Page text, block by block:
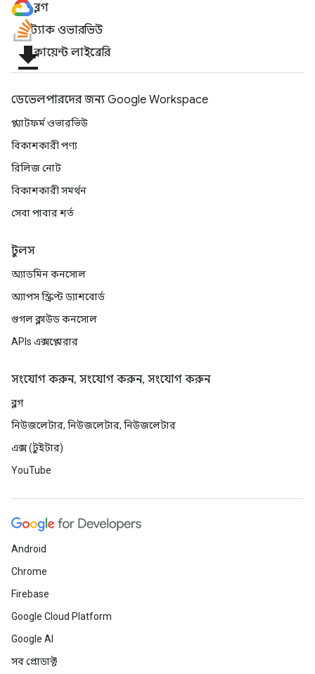
ব্লগ
স্ট্যাক ওভারভিউ
file_downloadক্লায়েন্ট লাইব্রেরি
ডেভেলপারদের জন্য Google Workspace
প্ল্যাটফর্ম ওভারভিউ
বিকাশকারী পণ্য
রিলিজ নোট
বিকাশকারী সমর্থন
সেবা পাবার শর্ত
টুলস
অ্যাডমিন কনসোল
অ্যাপস স্ক্রিপ্ট ড্যাশবোর্ড
গুগল ক্লাউড কনসোল
APIs এক্সপ্লোরার
সংযোগ করুন, সংযোগ করুন, সংযোগ করুন
ব্লগ
নিউজলেটার, নিউজলেটার, নিউজলেটার
এক্স (টুইটার)
YouTube
Android
Chrome
Firebase
Google Cloud Platform
Google AI
সব প্রোডাক্ট